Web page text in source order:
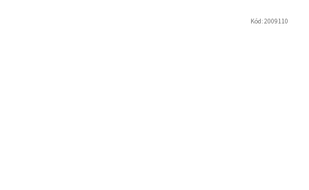
Kód:2009110